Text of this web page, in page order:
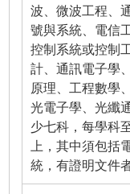
波、微波工程、
號與系統、電信
控制系統或控制
計、通訊電子學
原理、工程數學
光電子學、光纖
少七科，每學科
上，其中須包括
統，有證明文件者